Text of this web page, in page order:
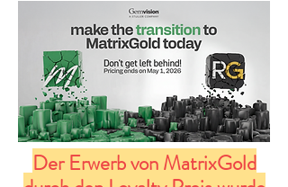
Der Erwerb von MatrixGold